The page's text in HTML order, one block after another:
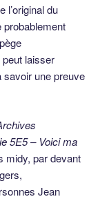
l’original du
probablement
laisser
savoir une preuve
5E5 – Voici ma
midy, par devant
Jean